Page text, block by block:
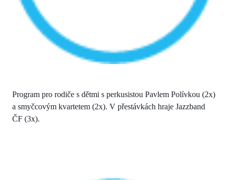
Program pro rodiče s dětmi s perkusistou Pavlem Polívkou (2x)
a smyčcovým kvartetem (2x). V přestávkách hraje Jazzband
ČF (3x).